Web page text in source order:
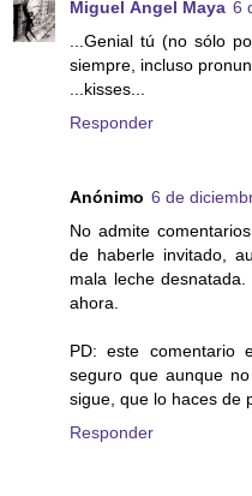
Miguel Ángel Maya 6
...Genial tú (no sólo
siempre, incluso
...kisses...
Responder
Anónimo 6 de
No admite
de haberle invitado,
mala leche
ahora.
PD: este
seguro que aunque
sigue, que lo haces de
Responder